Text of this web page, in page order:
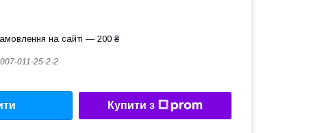
на сайті — 200 ₴
007-011-25-2-2
Купити з